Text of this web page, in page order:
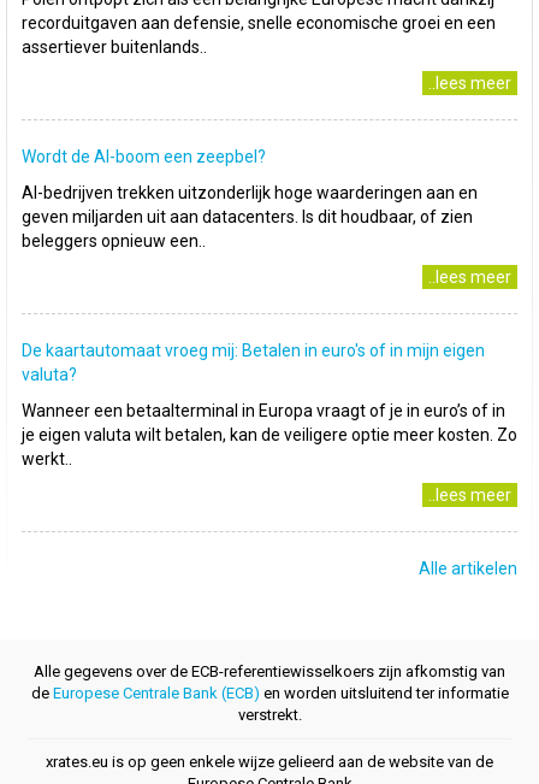
recorduitgaven aan defensie, snelle economische groei en een
assertiever buitenlands..
..lees meer
Wordt de AI-boom een zeepbel?
AI-bedrijven trekken uitzonderlijk hoge waarderingen aan en
geven miljarden uit aan datacenters. Is dit houdbaar, of zien
beleggers opnieuw een..
..lees meer
De kaartautomaat vroeg mij: Betalen in euro's of in mijn eigen
valuta?
Wanneer een betaalterminal in Europa vraagt of je in euro’s of in
je eigen valuta wilt betalen, kan de veiligere optie meer kosten. Zo
werkt..
..lees meer
Alle artikelen
Alle gegevens over de ECB-referentiewisselkoers zijn afkomstig van
de Europese Centrale Bank (ECB) en worden uitsluitend ter informatie
verstrekt.
xrates.eu is op geen enkele wijze gelieerd aan de website van de